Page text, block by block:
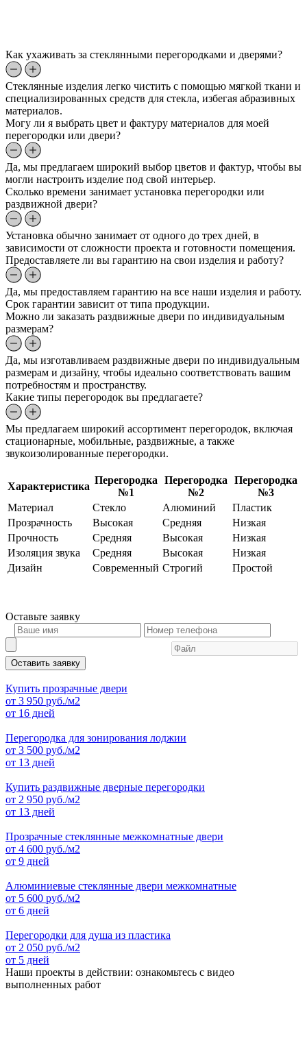
Как ухаживать за стеклянными перегородками и дверями?
Стеклянные изделия легко чистить с помощью мягкой ткани и
специализированных средств для стекла, избегая абразивных
материалов.
Могу ли я выбрать цвет и фактуру материалов для моей
перегородки или двери?
Да, мы предлагаем широкий выбор цветов и фактур, чтобы вы
могли настроить изделие под свой интерьер.
Сколько времени занимает установка перегородки или
раздвижной двери?
Установка обычно занимает от одного до трех дней, в
зависимости от сложности проекта и готовности помещения.
Предоставляете ли вы гарантию на свои изделия и работу?
Да, мы предоставляем гарантию на все наши изделия и работу.
Срок гарантии зависит от типа продукции.
Можно ли заказать раздвижные двери по индивидуальным
размерам?
Да, мы изготавливаем раздвижные двери по индивидуальным
размерам и дизайну, чтобы идеально соответствовать вашим
потребностям и пространству.
Какие типы перегородок вы предлагаете?
Мы предлагаем широкий ассортимент перегородок, включая
стационарные, мобильные, раздвижные, а также
звукоизолированные перегородки.
Характеристика
Перегородка
№1
Перегородка
№2
Перегородка
№3
Материал
Стекло Алюминий
Пластик
Прозрачность
Высокая Средняя
Низкая
Прочность
Средняя Высокая
Низкая
Изоляция звука
Средняя Высокая
Низкая
Дизайн
Современный Строгий Простой
Оставьте заявку
Оставить заявку
Купить прозрачные двери
от 3 950 руб./м2
от 16 дней
Перегородка для зонирования лоджии
от 3 500 руб./м2
от 13 дней
Купить раздвижные дверные перегородки
от 2 950 руб./м2
от 13 дней
Прозрачные стеклянные межкомнатные двери
от 4 600 руб./м2
от 9 дней
Алюминиевые стеклянные двери межкомнатные
от 5 600 руб./м2
от 6 дней
Перегородки для душа из пластика
от 2 050 руб./м2
от 5 дней
Наши проекты в действии: ознакомьтесь с видео
выполненных работ